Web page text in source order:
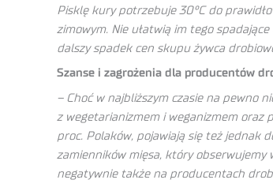
Pisklę kury potrzebuje 30°C do
zimowym. Nie ułatwią im tego
dalszy spadek cen skupu żywca
Szanse i zagrożenia dla producentów
– Choć w najbliższym czasie na pewno
z wegetarianizmem i weganizmem oraz
proc. Polaków, pojawiają się też jednak
zamienników mięsa, który obserwujemy
negatywnie także na producentach